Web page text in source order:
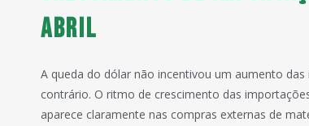
abril
A queda do dólar não incentivou um aumento
contrário. O ritmo de crescimento das
aparece claramente nas compras externas de